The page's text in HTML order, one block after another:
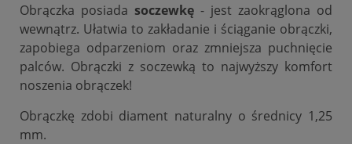
Obrączka posiada soczewkę - jest zaokrąglona od
wewnątrz. Ułatwia to zakładanie i ściąganie obrączki,
zapobiega odparzeniom oraz zmniejsza puchnięcie
palców. Obrączki z soczewką to najwyższy komfort
noszenia obrączek!
Obrączkę zdobi diament naturalny o średnicy 1,25
mm.